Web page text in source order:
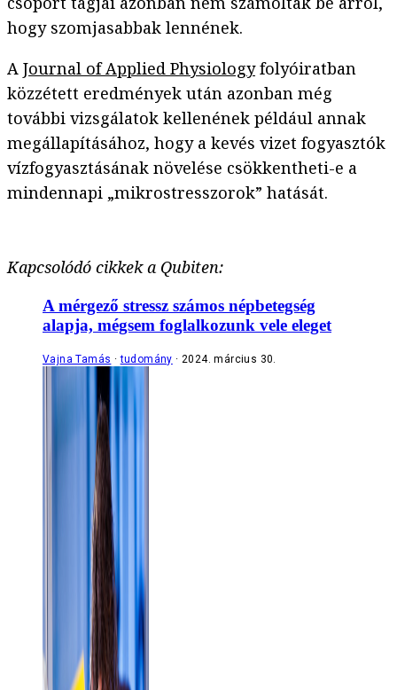
hogy szomjasabbak lennének.
A Journal of Applied Physiologyfolyóiratban
közzétett eredmények után azonban még
további vizsgálatok kellenének például annak
megállapításához, hogy a kevés vizet fogyasztók
vízfogyasztásának növelése csökkentheti-e a
mindennapi „mikrostresszorok” hatását.
Kapcsolódó cikkek a Qubiten:
A mérgező stressz számos népbetegség
alapja, mégsem foglalkozunk vele eleget
Vajna Tamás tudomány 2024. március 30.